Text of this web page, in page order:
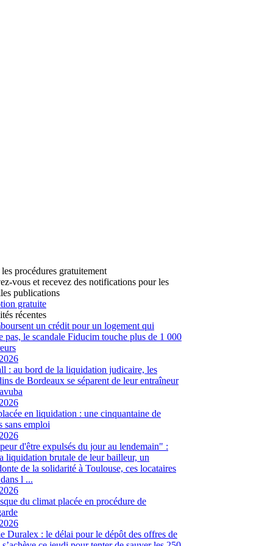
procédures gratuitement
vous et recevez des notifications pour les
publications
gratuite
récentes
un crédit pour un logement qui
pas, le scandale Fiducim touche plus de 1 000
: au bord de la liquidation judicaire, les
de Bordeaux se séparent de leur entraîneur
en liquidation : une cinquantaine de
sans emploi
d'être expulsés du jour au lendemain" :
liquidation brutale de leur bailleur, un
de la solidarité à Toulouse, ces locataires
l ...
du climat placée en procédure de
Duralex : le délai pour le dépôt des offres de